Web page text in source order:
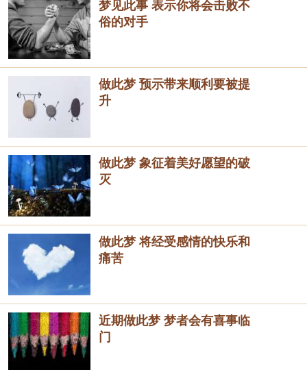
梦见此事 表示你将会击败不
俗的对手
做此梦 预示带来顺利要被提
升
做此梦 象征着美好愿望的破
灭
做此梦 将经受感情的快乐和
痛苦
近期做此梦 梦者会有喜事临
门